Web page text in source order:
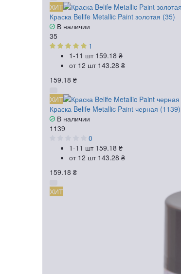
ХИТ
Краска Belife Metallic Paint золотая (35)
В наличии
35
1
1-11 шт 159.18 ₴
от 12 шт 143.28 ₴
159.18 ₴
ХИТ
Краска Belife Metallic Paint черная (1139)
В наличии
1139
0
1-11 шт 159.18 ₴
от 12 шт 143.28 ₴
159.18 ₴
ХИТ